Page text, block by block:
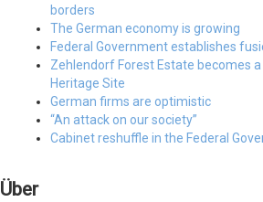
borders
The German economy is growing
Federal Government establishes
Zehlendorf Forest Estate becomes a
Heritage Site
German firms are optimistic
“An attack on our society”
Cabinet reshuffle in the Federal
Über